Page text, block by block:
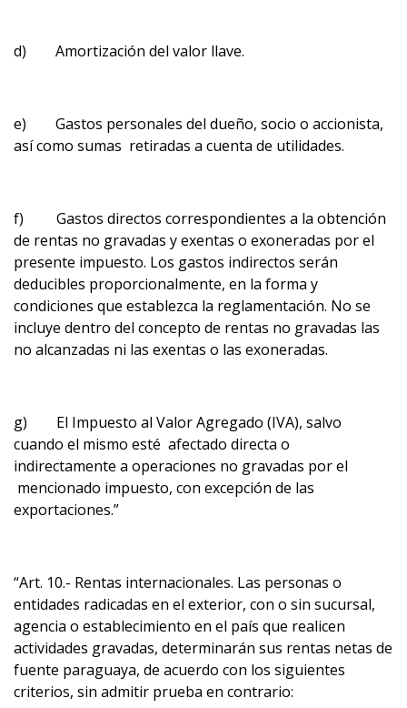
d) Amortización del valor llave.
e) Gastos personales del dueño, socio o accionista,
así como sumas retiradas a cuenta de utilidades.
f) Gastos directos correspondientes a la obtención
de rentas no gravadas y exentas o exoneradas por el
presente impuesto. Los gastos indirectos serán
deducibles proporcionalmente, en la forma y
condiciones que establezca la reglamentación. No se
incluye dentro del concepto de rentas no gravadas las
no alcanzadas ni las exentas o las exoneradas.
g) El Impuesto al Valor Agregado (IVA), salvo
cuando el mismo esté afectado directa o
indirectamente a operaciones no gravadas por el
mencionado impuesto, con excepción de las
exportaciones.”
“Art. 10.- Rentas internacionales. Las personas o
entidades radicadas en el exterior, con o sin sucursal,
agencia o establecimiento en el país que realicen
actividades gravadas, determinarán sus rentas netas de
fuente paraguaya, de acuerdo con los siguientes
criterios, sin admitir prueba en contrario: